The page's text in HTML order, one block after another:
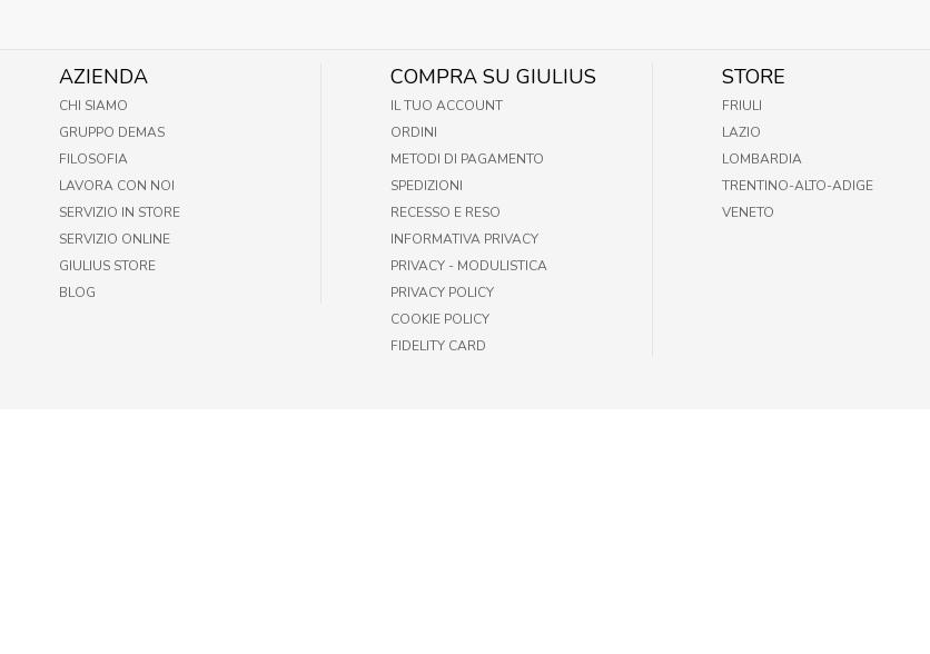
AZIENDA
CHI SIAMO
GRUPPO DEMAS
FILOSOFIA
LAVORA CON NOI
SERVIZIO IN STORE
SERVIZIO ONLINE
GIULIUS STORE
BLOG
COMPRA SU GIULIUS
IL TUO ACCOUNT
ORDINI
METODI DI PAGAMENTO
SPEDIZIONI
RECESSO E RESO
INFORMATIVA PRIVACY
PRIVACY - MODULISTICA
PRIVACY POLICY
COOKIE POLICY
FIDELITY CARD
STORE
FRIULI
LAZIO
LOMBARDIA
TRENTINO-ALTO-ADIGE
VENETO